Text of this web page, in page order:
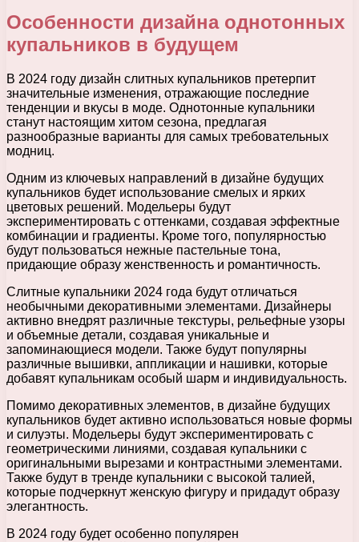
Особенности дизайна однотонных
купальников в будущем
В 2024 году дизайн слитных купальников претерпит
значительные изменения, отражающие последние
тенденции и вкусы в моде. Однотонные купальники
станут настоящим хитом сезона, предлагая
разнообразные варианты для самых требовательных
модниц.
Одним из ключевых направлений в дизайне будущих
купальников будет использование смелых и ярких
цветовых решений. Модельеры будут
экспериментировать с оттенками, создавая эффектные
комбинации и градиенты. Кроме того, популярностью
будут пользоваться нежные пастельные тона,
придающие образу женственность и романтичность.
Слитные купальники 2024 года будут отличаться
необычными декоративными элементами. Дизайнеры
активно внедрят различные текстуры, рельефные узоры
и объемные детали, создавая уникальные и
запоминающиеся модели. Также будут популярны
различные вышивки, аппликации и нашивки, которые
добавят купальникам особый шарм и индивидуальность.
Помимо декоративных элементов, в дизайне будущих
купальников будет активно использоваться новые формы
и силуэты. Модельеры будут экспериментировать с
геометрическими линиями, создавая купальники с
оригинальными вырезами и контрастными элементами.
Также будут в тренде купальники с высокой талией,
которые подчеркнут женскую фигуру и придадут образу
элегантность.
В 2024 году будет особенно популярен